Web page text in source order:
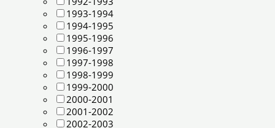
1993-1994
1994-1995
1995-1996
1996-1997
1997-1998
1998-1999
1999-2000
2000-2001
2001-2002
2002-2003